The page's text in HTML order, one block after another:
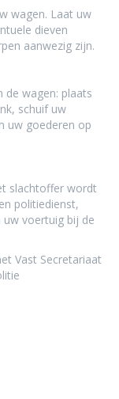
wagen. Laat uw
dieven
aanwezig zijn.
de wagen: plaats
schuif uw
uw goederen op
slachtoffer wordt
politiedienst,
voertuig bij de
Vast Secretariaat